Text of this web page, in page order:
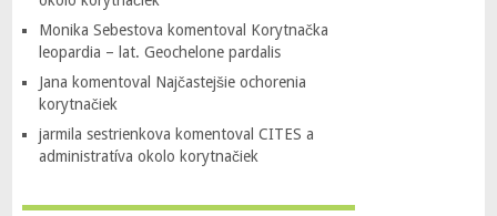
Monika Sebestova komentoval Korytnačka
leopardia – lat. Geochelone pardalis
Jana komentoval Najčastejšie ochorenia
korytnačiek
jarmila sestrienkova komentoval CITES a
administratíva okolo korytnačiek